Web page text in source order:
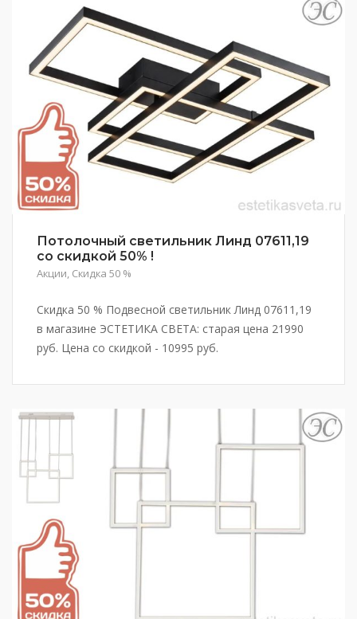
Потолочный светильник Линд 07611,19
со скидкой 50% !
Акции, Скидка 50 %
Скидка 50 % Подвесной светильник Линд 07611,19
в магазине ЭСТЕТИКА СВЕТА: старая цена 21990
руб. Цена со скидкой - 10995 руб.